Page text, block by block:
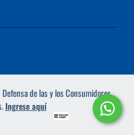
de las y los Consumidores.
Ingrese aquí